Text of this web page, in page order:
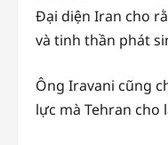
Đại diện Iran cho
và tinh thần phát
Ông Iravani cũng
lực mà Tehran cho